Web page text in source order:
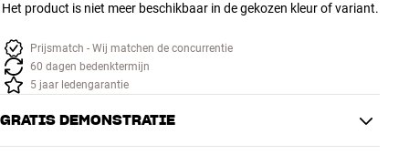
Accessoires
INSPIRATIE
Het product is niet meer beschikbaar in de gekozen kleur of variant.
Prijsmatch - Wij matchen de concurrentie
60 dagen bedenktermijn
5 jaar ledengarantie
GRATIS DEMONSTRATIE